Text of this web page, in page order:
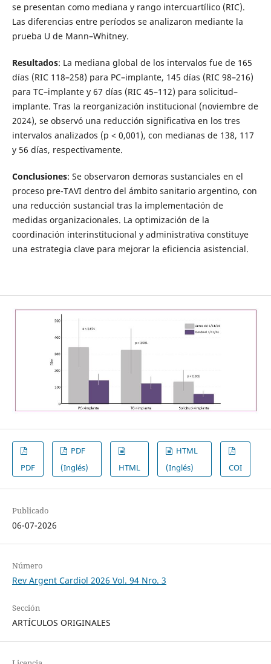
se presentan como mediana y rango intercuartílico (RIC).
Las diferencias entre períodos se analizaron mediante la
prueba U de Mann–Whitney.
Resultados: La mediana global de los intervalos fue de 165
días (RIC 118–258) para PC–implante, 145 días (RIC 98–216)
para TC–implante y 67 días (RIC 45–112) para solicitud–
implante. Tras la reorganización institucional (noviembre de
2024), se observó una reducción significativa en los tres
intervalos analizados (p < 0,001), con medianas de 138, 117
y 56 días, respectivamente.
Conclusiones: Se observaron demoras sustanciales en el
proceso pre-TAVI dentro del ámbito sanitario argentino, con
una reducción sustancial tras la implementación de
medidas organizacionales. La optimización de la
coordinación interinstitucional y administrativa constituye
una estrategia clave para mejorar la eficiencia asistencial.
PDF
PDF
(Inglés)
HTML
HTML
(Inglés)
COI
Publicado
06-07-2026
Número
Rev Argent Cardiol 2026 Vol. 94 Nro. 3
Sección
ARTÍCULOS ORIGINALES